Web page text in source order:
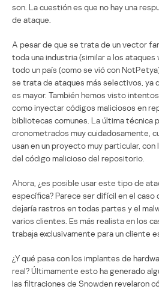
son. La cuestión es que no hay una
de ataque.
A pesar de que se trata de un vector
toda una industria (similar a los ataques
todo un país (como se vió con
se trata de ataques más selectivos, ya
es mayor. También hemos visto
como inyectar códigos maliciosos en
bibliotecas comunes. La última técnica
cronometrados muy cuidadosamente,
usan en un proyecto muy particular,
del código malicioso del repositorio.
Ahora, ¿es posible usar este tipo de
específica? Parece ser difícil en el
dejaría rastros en todas partes y el
varios clientes. Es más realista en los
trabaja exclusivamente para un cliente
¿Y qué pasa con los implantes de
real? Últimamente esto ha generado
las filtraciones de Snowden revelaron